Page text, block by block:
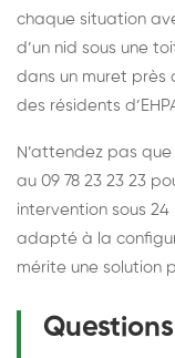
chaque situation
d’un nid sous une
dans un muret près
des résidents
N’attendez pas
au 09 78 23 23 23
intervention sous
adapté à la
mérite une solution